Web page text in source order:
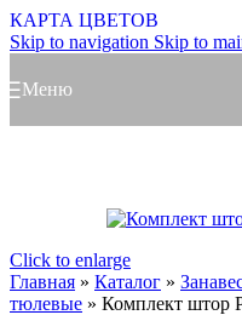
КАРТА ЦВЕТОВ
Skip to navigation Skip to
Меню
Click to enlarge
Главная » Каталог »
тюлевые » Комплект штор